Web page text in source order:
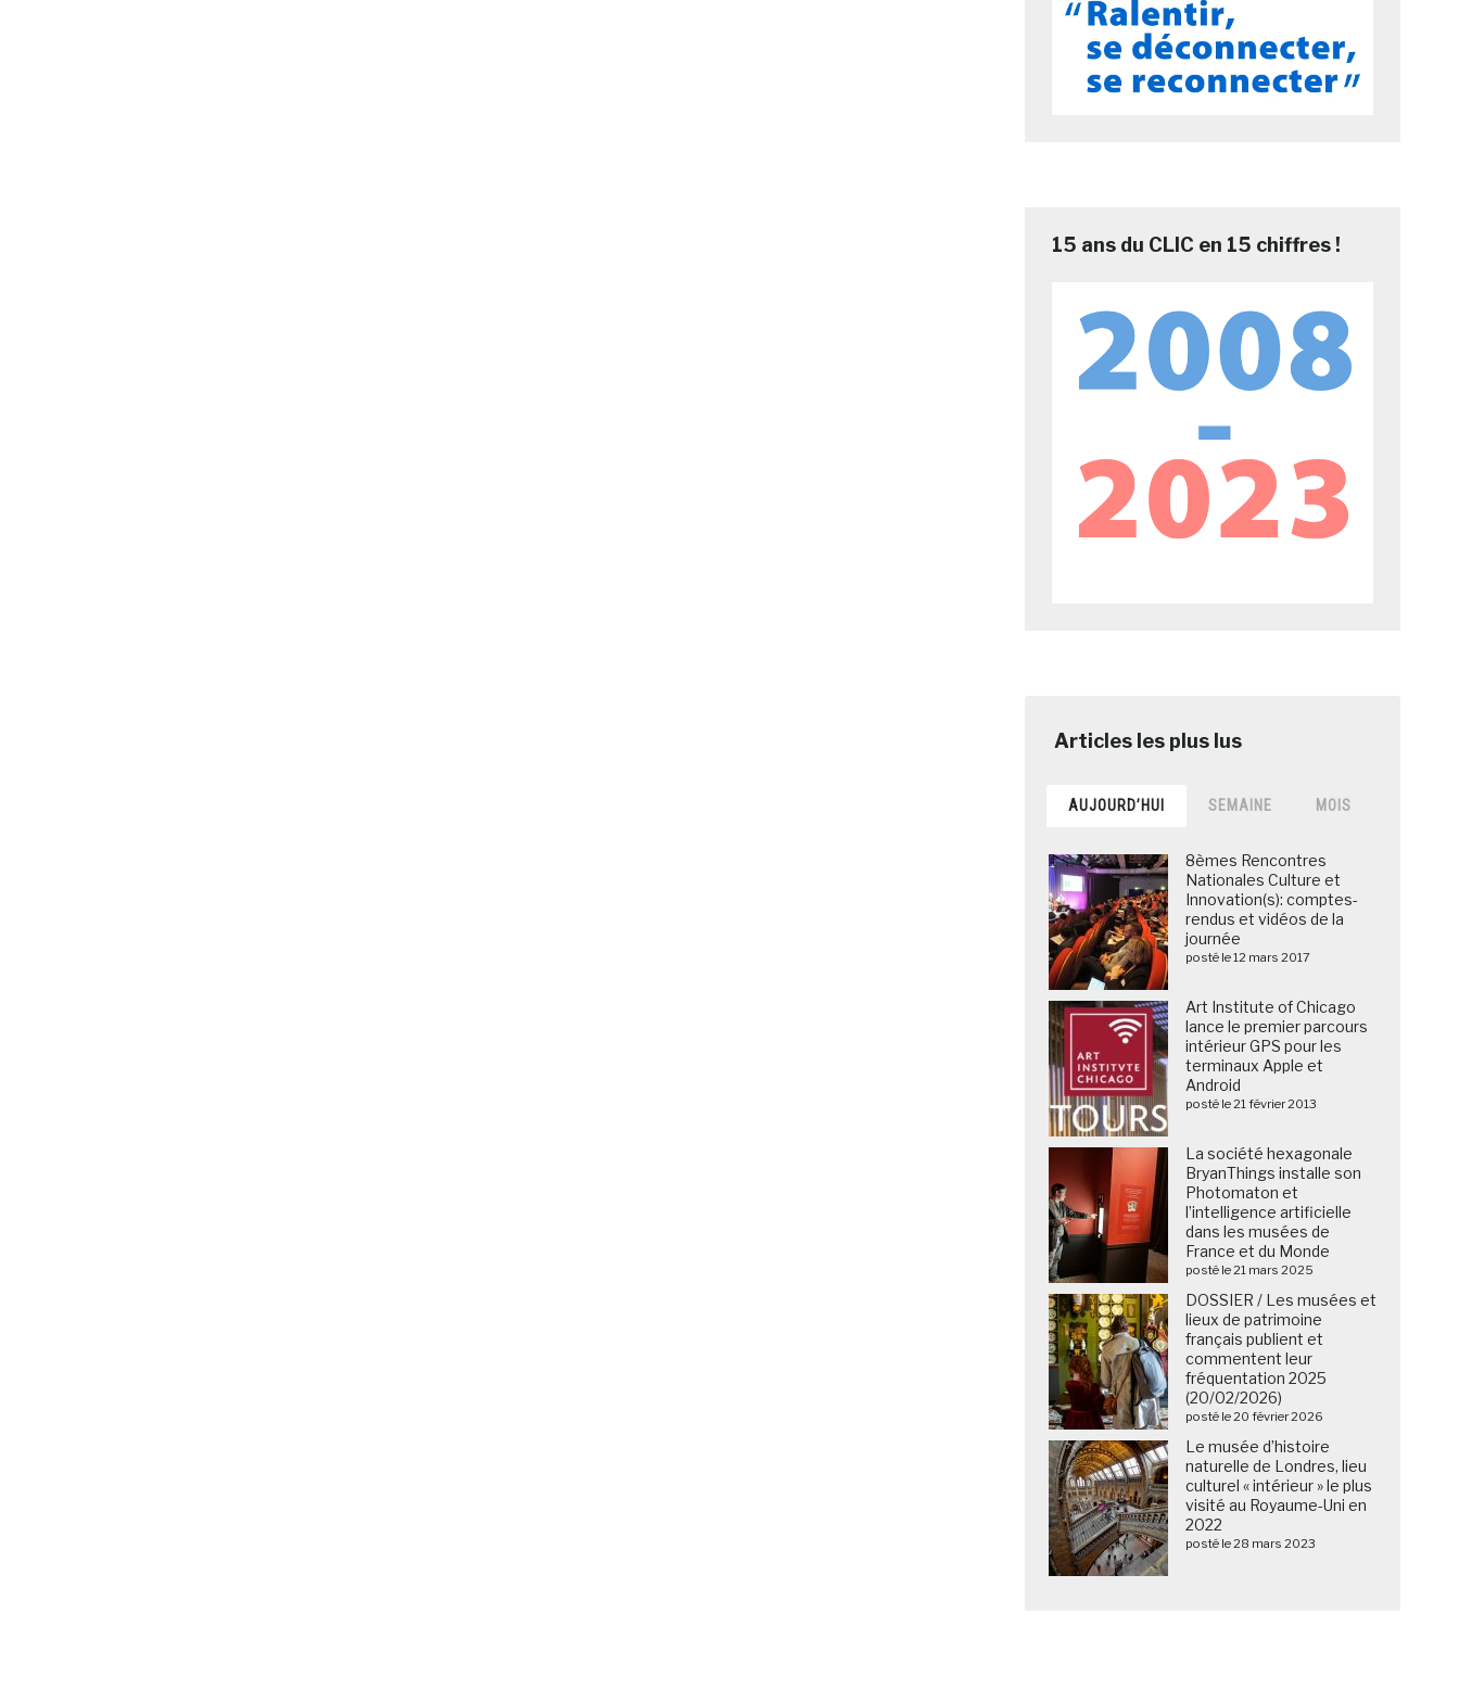
15 ans du CLIC en 15 chiffres !
AUJOURD’HUI SEMAINE MOIS
8èmes Rencontres
Nationales Culture et
Innovation(s): comptes-
rendus et vidéos de la
journée
posté le 12 mars 2017
Art Institute of Chicago
lance le premier parcours
intérieur GPS pour les
terminaux Apple et
Android
posté le 21 février 2013
La société hexagonale
BryanThings installe son
Photomaton et
l’intelligence artificielle
dans les musées de
France et du Monde
posté le 21 mars 2025
DOSSIER / Les musées et
lieux de patrimoine
français publient et
commentent leur
fréquentation 2025
(20/02/2026)
posté le 20 février 2026
Le musée d’histoire
naturelle de Londres, lieu
culturel « intérieur » le plus
visité au Royaume-Uni en
2022
posté le 28 mars 2023